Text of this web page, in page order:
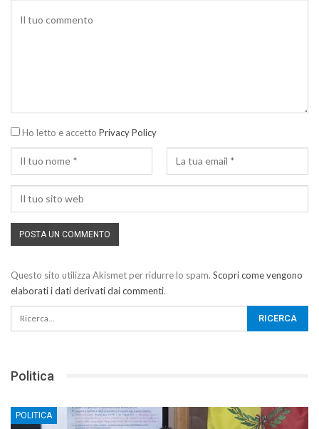
Ho letto e accetto Privacy Policy
Questo sito utilizza Akismet per ridurre lo spam. Scopri come vengono
elaborati i dati derivati dai commenti.
Politica
POLITICA